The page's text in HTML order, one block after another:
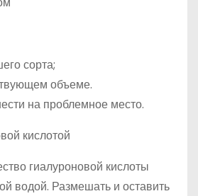
сорта;
объеме.
на проблемное место.
кислотой
гиалуроновой кислоты
водой. Размешать и оставить